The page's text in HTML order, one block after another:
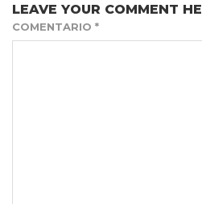
LEAVE YOUR COMMENT
COMENTARIO *